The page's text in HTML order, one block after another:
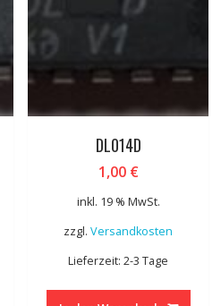
DL014D
1,00 €
inkl. 19 % MwSt.
zzgl.Versandkosten
Lieferzeit: 2-3 Tage